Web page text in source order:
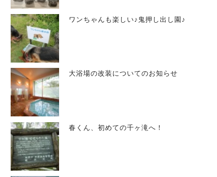
ワンちゃんも楽しい♪鬼押し出し園♪
大浴場の改装についてのお知らせ
春くん、初めての千ヶ滝へ！